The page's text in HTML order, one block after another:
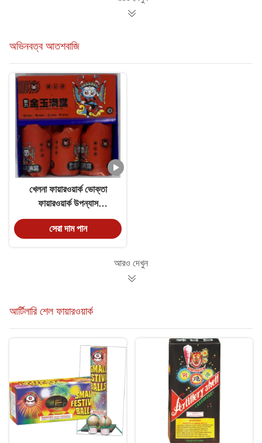
অভিনবত্ব আতশবাজি
খেলনা ফায়ারওয়ার্ক ভোক্তা
ফায়ারওয়ার্ক উপন্যাস
DJ24301 ক্র্যাকিং ঝর্ণা 150
সেকেন্ড
সেরা দাম পান
আরও দেখুন
আর্টিলারি শেল ফায়ারওয়ার্ক